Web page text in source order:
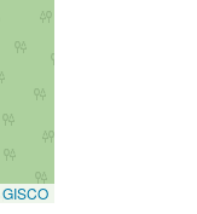
GISCO